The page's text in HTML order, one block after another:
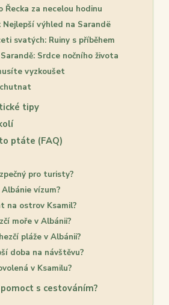
Řecka za necelou hodinu
Nejlepší výhled na Sarandë
svatých: Ruiny s příběhem
Srdce nočního života
vyzkoušet
tipy
ptáte (FAQ)
pro turisty?
vízum?
na ostrov Ksamil?
moře v Albánii?
pláže v Albánii?
doba na návštěvu?
v Ksamilu?
s cestováním?